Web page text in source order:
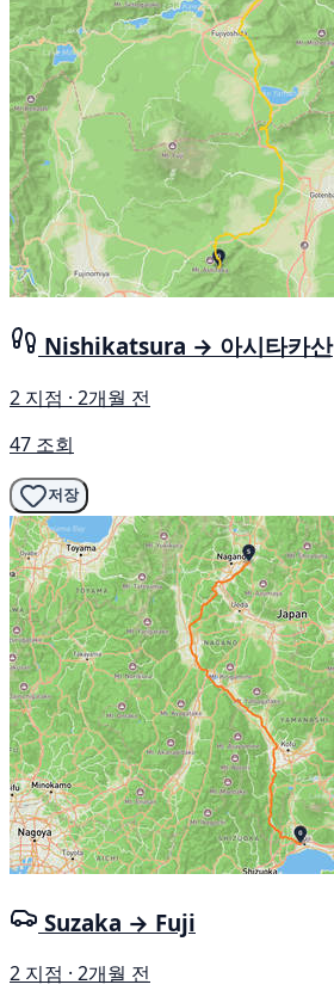
Nishikatsura → 아시타카산
2 지점 · 2개월 전
47 조회
저장
Suzaka → Fuji
2 지점 · 2개월 전